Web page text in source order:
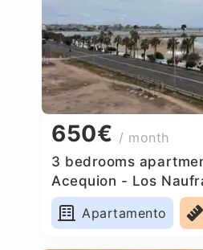
650€ / month
3 bedrooms
Acequion - Los
Apartamento